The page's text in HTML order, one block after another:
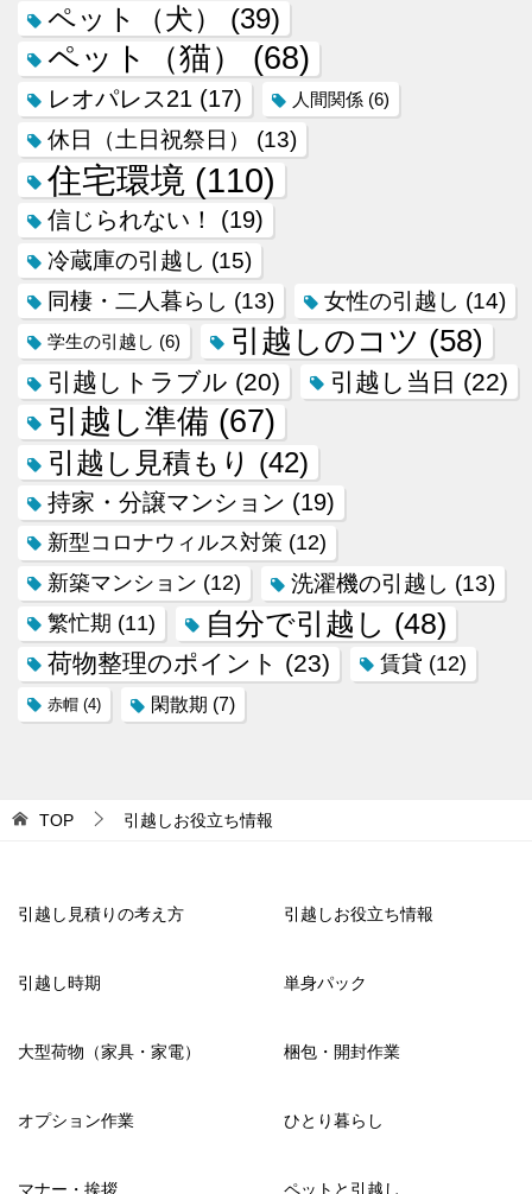
ペット（犬） (39)
ペット（猫） (68)
レオパレス21 (17) 人間関係 (6)
休日（土日祝祭日） (13)
住宅環境 (110)
信じられない！ (19)
冷蔵庫の引越し (15)
同棲・二人暮らし (13) 女性の引越し (14)
学生の引越し (6) 引越しのコツ (58)
引越しトラブル (20) 引越し当日 (22)
引越し準備 (67)
引越し見積もり (42)
持家・分譲マンション (19)
新型コロナウィルス対策 (12)
新築マンション (12) 洗濯機の引越し (13)
繁忙期 (11) 自分で引越し (48)
荷物整理のポイント (23) 賃貸 (12)
赤帽 (4) 閑散期 (7)
TOP 引越しお役立ち情報
引越し見積りの考え方 引越しお役立ち情報
引越し時期 単身パック
大型荷物（家具・家電） 梱包・開封作業
オプション作業 ひとり暮らし
マナー・挨拶 ペットと引越し